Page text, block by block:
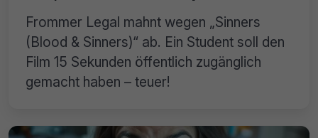
Frommer Legal mahnt wegen „Sinners
(Blood & Sinners)“ ab. Ein Student soll den
Film 15 Sekunden öffentlich zugänglich
gemacht haben – teuer!